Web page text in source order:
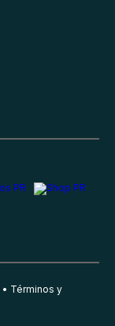
Términos y